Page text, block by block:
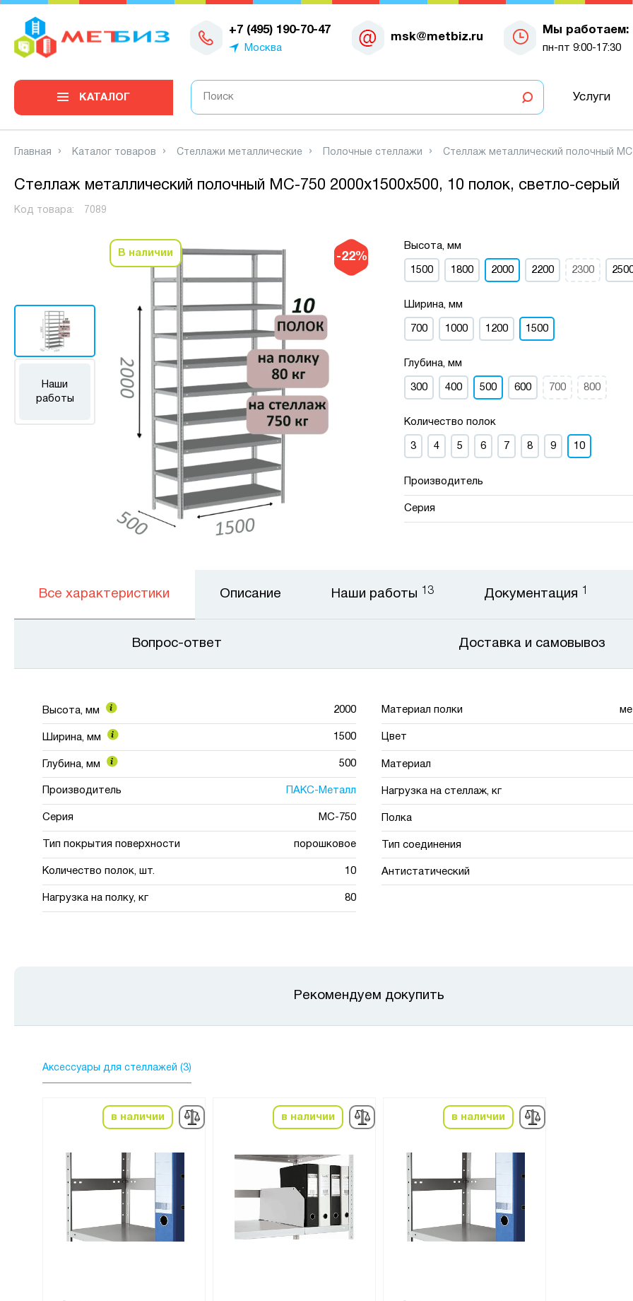
+7 (495) 190-70-47
Москва
msk@metbiz.ru
Мы работаем:
пн-пт 9:00-17:30
0
КАТАЛОГ Услуги
Главная Каталог товаров Стеллажи металлические Полочные стеллажи Стеллаж металлический полочный
Стеллаж металлический полочный МС-750 2000х1500х500, 10 полок, светло-серый
Код товара: 7089
-22%
Наши
работы
В наличии
Высота, мм
1500 1800 2000 2200 2300
Ширина, мм
700 1000 1200 1500
Глубина, мм
300 400 500 600 700 800
Количество полок
3 4 5 6 7 8 9 10
Производитель
Серия
Все характеристики
Высота, мм 2000
Ширина, мм 1500
Глубина, мм 500
Производитель ПАКС-Металл
Серия МС-750
Тип покрытия поверхности порошковое
Количество полок, шт. 10
Нагрузка на полку, кг 80
Материал полки
Цвет
Материал
Нагрузка на стеллаж, кг
Полка
Тип соединения
Антистатический
Описание Наши работы 13 Документация 1
Вопрос-ответ Доставка и самовывоз
Рекомендуем докупить
Аксессуары для стеллажей (3)
в наличии в наличии в наличии